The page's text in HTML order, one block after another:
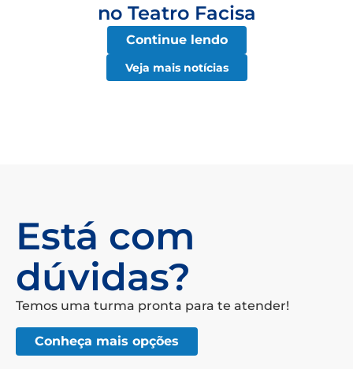
no Teatro Facisa
Continue lendo
Veja mais notícias
Está com
dúvidas?
Temos uma turma pronta para te atender!
Conheça mais opções